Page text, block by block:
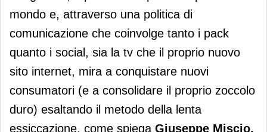
mondo e, attraverso una politica di
comunicazione che coinvolge tanto i pack
quanto i social, sia la tv che il proprio nuovo
sito internet, mira a conquistare nuovi
consumatori (e a consolidare il proprio zoccolo
duro) esaltando il metodo della lenta
essiccazione, come spiega Giuseppe Miscio,